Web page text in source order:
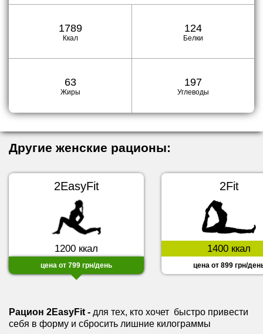
1789
Ккал
124
Белки
63
Жиры
197
Углеводы
Другие женские рационы:
2EasyFit
1200 ккал
цена от 799 грн/день
2Fit
1400 ккал
цена от 899 грн/
Рацион 2EasyFit - для тех, кто хочет быстро привести
себя в форму и сбросить лишние килограммы